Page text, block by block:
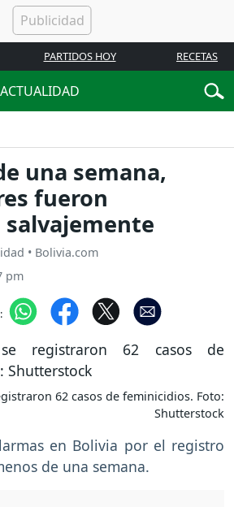
PARTIDOS HOY RECETAS
ACTUALIDAD
una semana,
fueron
salvajemente
• Bolivia.com
pm
62 casos de feminicidios. Foto:
Shutterstock
en Bolivia por el registro
de una semana.